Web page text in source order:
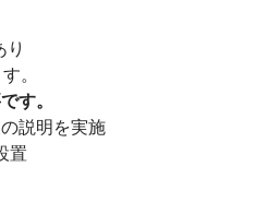
。
す。
説明を実施